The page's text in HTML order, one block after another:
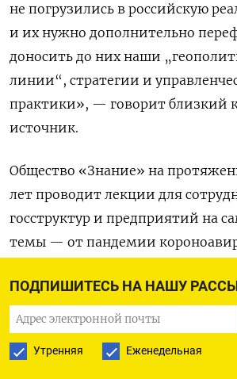
ПОДПИШИТЕСЬ НА НАШУ
Утренняя Еженедельная
не погрузились в российскую
и их нужно дополнительно
доносить до них наши
линии“, стратегии и
практики», — говорит близкий
источник.
Общество «Знание» на
лет проводит лекции для
госструктур и предприятий на
темы — от пандемии
чиновник. По его словам, это
с населением», а практика его
«с советских времен». Ранее
привлекалось для чтения лекций